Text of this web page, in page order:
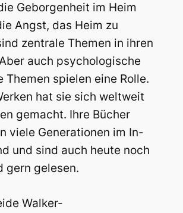
Geborgenheit im Heim
Angst, das Heim zu
zentrale Themen in ihren
auch psychologische
Themen spielen eine Rolle.
hat sie sich weltweit
gemacht. Ihre Bücher
viele Generationen im In-
und sind auch heute noch
gern gelesen.
Walker-